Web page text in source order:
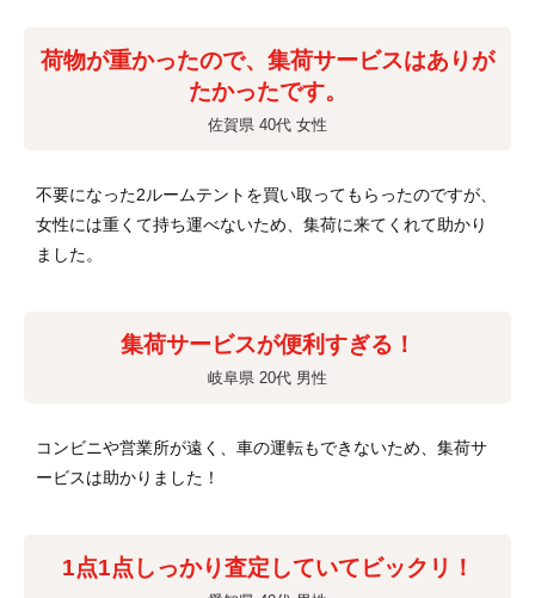
荷物が重かったので、集荷サービスはありが
たかったです。
佐賀県 40代 女性
不要になった2ルームテントを買い取ってもらったのですが、
女性には重くて持ち運べないため、集荷に来てくれて助かり
ました。
集荷サービスが便利すぎる！
岐阜県 20代 男性
コンビニや営業所が遠く、車の運転もできないため、集荷サ
ービスは助かりました！
1点1点しっかり査定していてビックリ！